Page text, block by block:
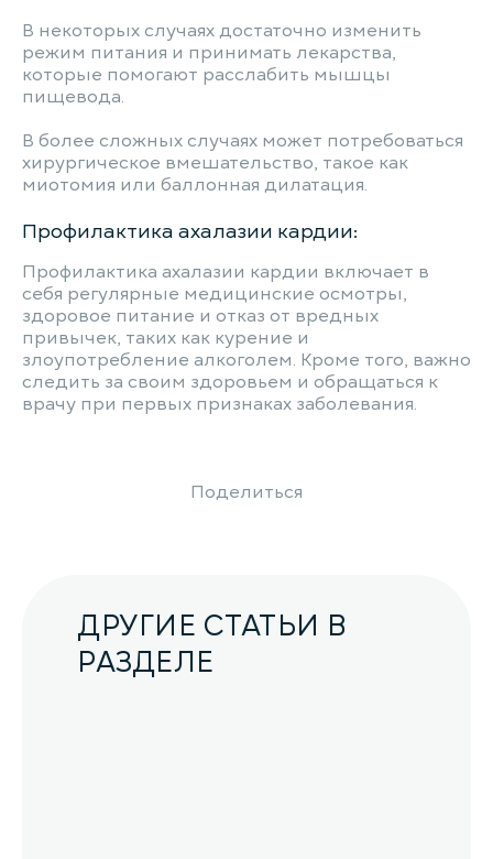
В некоторых случаях достаточно изменить
режим питания и принимать лекарства,
которые помогают расслабить мышцы
пищевода.
В более сложных случаях может потребоваться
хирургическое вмешательство, такое как
миотомия или баллонная дилатация.
Профилактика ахалазии кардии:
Профилактика ахалазии кардии включает в
себя регулярные медицинские осмотры,
здоровое питание и отказ от вредных
привычек, таких как курение и
злоупотребление алкоголем. Кроме того, важно
следить за своим здоровьем и обращаться к
врачу при первых признаках заболевания.
Поделиться
ДРУГИЕ СТАТЬИ В
РАЗДЕЛЕ